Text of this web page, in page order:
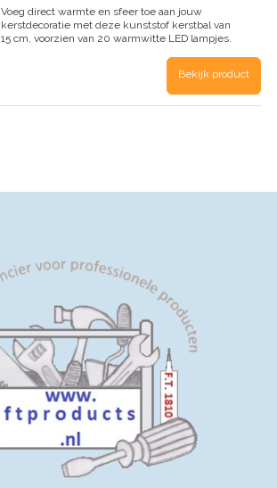
Voeg direct warmte en sfeer toe aan jouw
kerstdecoratie met deze kunststof kerstbal van
15 cm, voorzien van 20 warmwitte LED lampjes.
op, zowel binnen als buiten. De duurzame
kunststof behuizing maakt de bal veilig, licht in
gewicht en ideaal voor hergebruik. Een stijlvolle
én praktische sfeermaker voor elke feestelijke
Bekijk product